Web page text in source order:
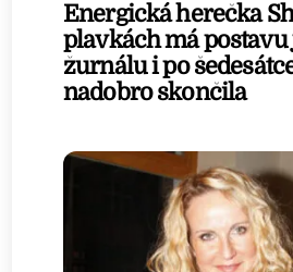
Energická herečka
plavkách má postavu
žurnálu i po
nadobro skončila